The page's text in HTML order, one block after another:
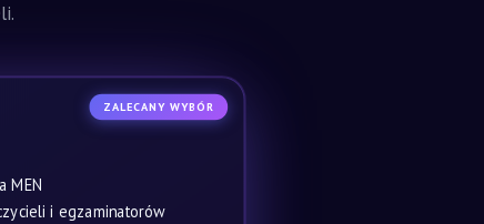
ZALECANY WYBÓR
MEN
i egzaminatorów